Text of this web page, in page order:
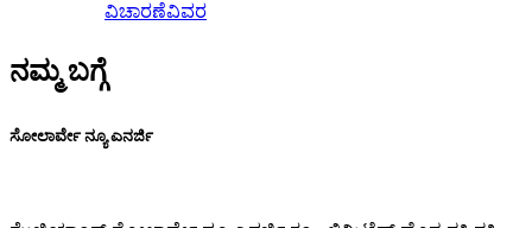
ವಿಚಾರಣೆವಿವರ
ನಮ್ಮ ಬಗ್ಗೆ
ಸೋಲಾರ್ವೇ ನ್ಯೂ ಎನರ್ಜಿ